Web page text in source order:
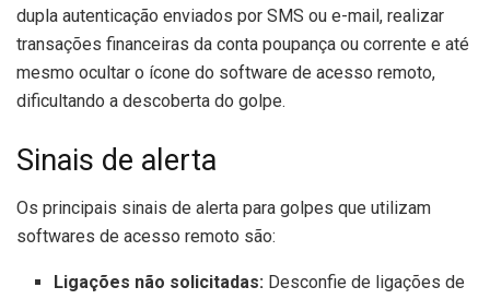
dupla autenticação enviados por SMS ou e-mail, realizar
transações financeiras da conta poupança ou corrente e até
mesmo ocultar o ícone do software de acesso remoto,
dificultando a descoberta do golpe.
Sinais de alerta
Os principais sinais de alerta para golpes que utilizam
softwares de acesso remoto são:
Ligações não solicitadas: Desconfie de ligações de